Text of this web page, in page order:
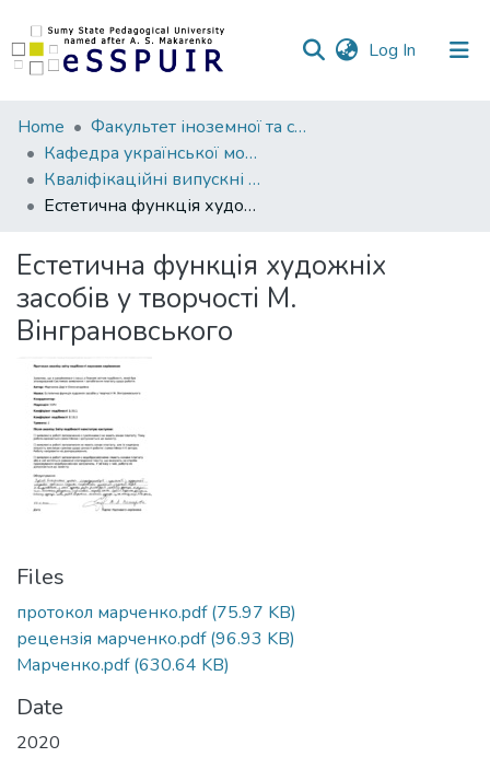
Log In (current)
Communities
&
Collections
Statistics
Home
Факультет іноземної та слов’янської філології
Кафедра української мови та літератури
Кваліфікаційні випускні роботи здобувачів вищої освіти
Естетична функція художніх засобів у творчості М. Вінграновського
Естетична функція художніх
засобів у творчості М.
Вінграновського
Files
протокол марченко.pdf(75.97 KB)
рецензія марченко.pdf(96.93 KB)
Марченко.pdf(630.64 KB)
Date
2020